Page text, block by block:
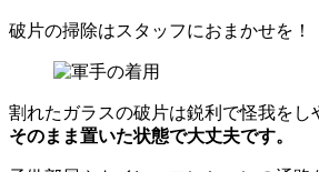
破片の掃除はスタッフにおまかせを！
割れたガラスの破片は鋭利で怪我をし
そのまま置いた状態で大丈夫です。